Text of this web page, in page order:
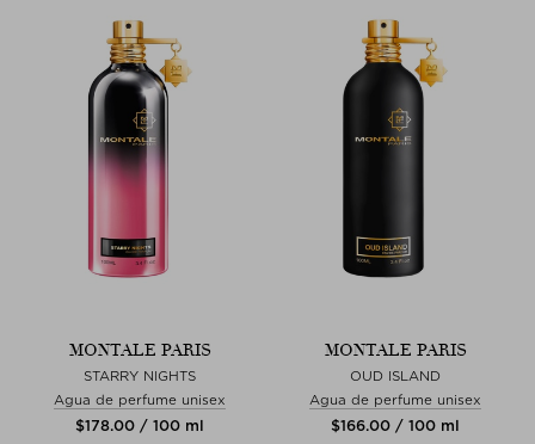
MONTALE PARIS
STARRY NIGHTS
Agua de perfume unisex
$‌178.00 / 100 ml
MONTALE PARIS
OUD ISLAND
Agua de perfume unisex
$‌166.00 / 100 ml